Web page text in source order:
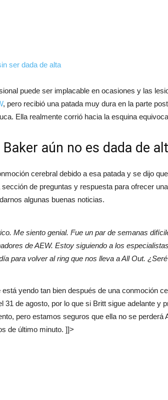
puede ser implacable en ocasiones y las
, pero recibió una patada muy dura en la parte
Ella realmente corrió hacia la esquina
aún no es dada de
cerebral debido a esa patada y se dijo
de preguntas y respuesta para ofrecer
algunas buenas noticias.
Me siento genial. Fue un par de semanas
de AEW. Estoy siguiendo a los
para volver al ring que nos lleva a All Out.
yendo tan bien después de una conmoción
31 de agosto, por lo que si Britt sigue adelante
pero estamos seguros que ella no se
de último minuto. ]]>